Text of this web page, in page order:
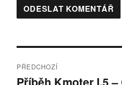
pro
PŘEDCHOZÍ
Předchozí